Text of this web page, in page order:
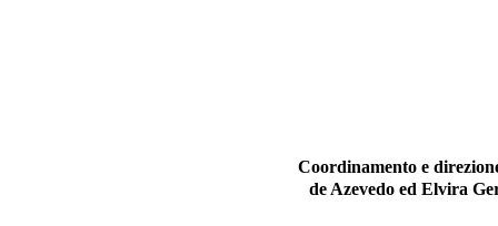
Coordinamento e
de Azevedo ed Elvira